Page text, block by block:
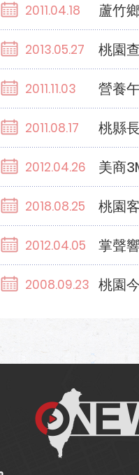
2011.04.18 蘆竹
2013.05.27 桃園
2011.11.03 營養
2011.08.17 桃縣
2012.04.26 美商
2018.08.25 桃園
2012.04.05 掌聲
2008.09.23 桃園